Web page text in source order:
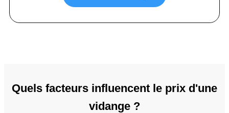
Quels facteurs influencent le prix d'une
vidange ?